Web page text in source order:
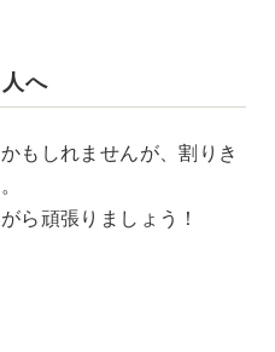
へ
もしれませんが、割りき
ら頑張りましょう！